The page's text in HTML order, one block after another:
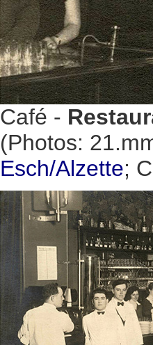
Café -
(Photos:
Esch/Alzette;